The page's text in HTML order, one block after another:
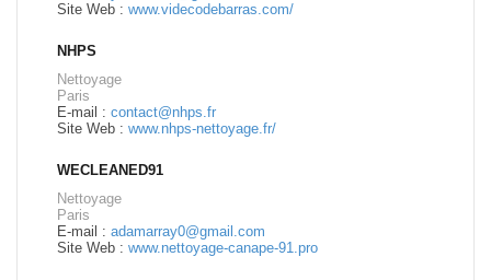
Site Web : www.videcodebarras.com/
NHPS
Nettoyage
Paris
E-mail : contact@nhps.fr
Site Web : www.nhps-nettoyage.fr/
WECLEANED91
Nettoyage
Paris
E-mail : adamarray0@gmail.com
Site Web : www.nettoyage-canape-91.pro